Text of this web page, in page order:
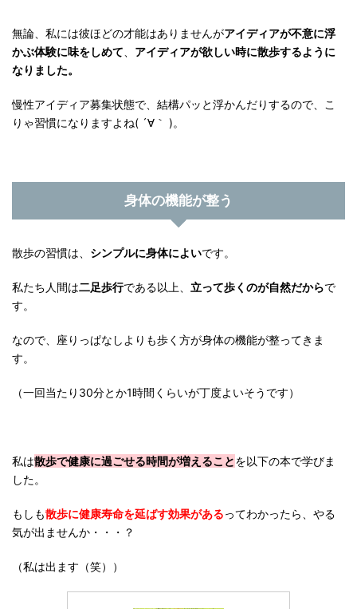
無論、私には彼ほどの才能はありませんがアイディアが不意に浮
かぶ体験に味をしめて
アイディアが欲しい時に散歩するように
なりました。
慢性アイディア募集状態で、結構パッと浮かんだりするので、こ
りゃ習慣になりますよね( ´∀｀ )。
身体の機能が整う
散歩の習慣は、 シンプルに身体によいです。
私たち人間は二足歩行である以上、 立って歩くのが自然だからで
す。
なので、座りっぱなしよりも歩く方が身体の機能が整ってきま
す。
（一回当たり30分とか1時間くらいが丁度よいそうです）
私は散歩で健康に過ごせる時間が増えることを以下の本で学びま
した。
もしも散歩に健康寿命を延ばす効果があるってわかったら、やる
気が出ませんか・・・？
（私は出ます（笑））